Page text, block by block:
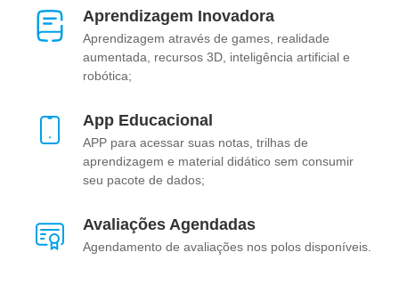
Aprendizagem Inovadora
Aprendizagem através de games, realidade
aumentada, recursos 3D, inteligência artificial e
robótica;
App Educacional
APP para acessar suas notas, trilhas de
aprendizagem e material didático sem consumir
seu pacote de dados;
Avaliações Agendadas
Agendamento de avaliações nos polos disponíveis.